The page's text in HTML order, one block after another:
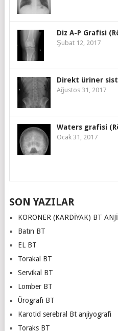
Diz A-P Grafisi
Şubat 12, 2017
Direkt üriner
Ağustos 31, 2017
Waters grafisi
Ocak 31, 2017
SON YAZILAR
KORONER (KARDİYAK) BT
Batın BT
EL BT
Torakal BT
Servikal BT
Lomber BT
Ürografi BT
Karotid serebral Bt anjiyografi
Toraks BT